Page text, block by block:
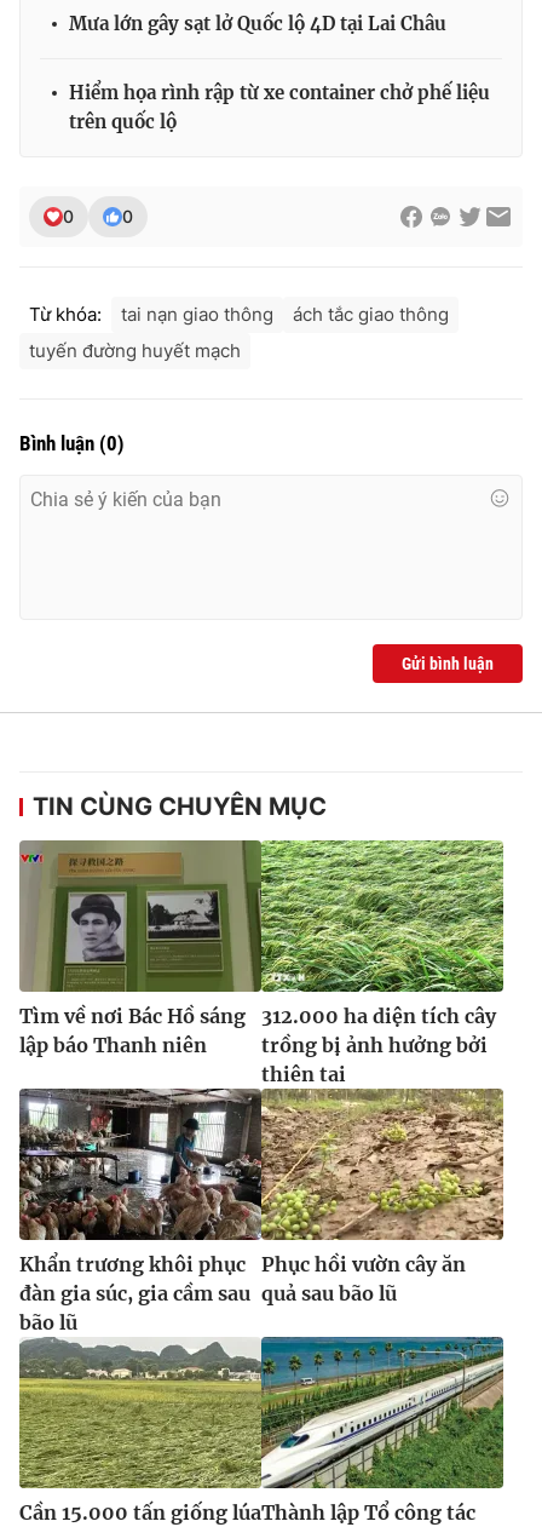
THỜI BÁO VTV
Theo dõi báo trên
Cơ quan chủ quản:
Đài Truyền hình Việt Nam
Cơ quan báo chí:
Thời báo VTV
Nguyễn Trọng Ninh
® Cấm sao chép dưới mọi hình thức nếu không có sự chấp
thuận bằng văn bản. Ghi rõ nguồn VTV.vn khi phát hành lại
thông tin từ website này.
Mưa lớn gây sạt lở Quốc lộ 4D tại Lai Châu
Hiểm họa rình rập từ xe container chở phế liệu
trên quốc lộ
0 0
Từ khóa: tai nạn giao thông
ách tắc giao thông
tuyến đường huyết mạch
Bình luận (0)
Gửi bình luận
TIN CÙNG CHUYÊN MỤC
Tìm về nơi Bác Hồ sáng
lập báo Thanh niên
312.000 ha diện tích cây
trồng bị ảnh hưởng bởi
thiên tai
Khẩn trương khôi phục
đàn gia súc, gia cầm sau
bão lũ
Phục hồi vườn cây ăn
quả sau bão lũ
Cần 15.000 tấn giống lúaThành lập Tổ công tác